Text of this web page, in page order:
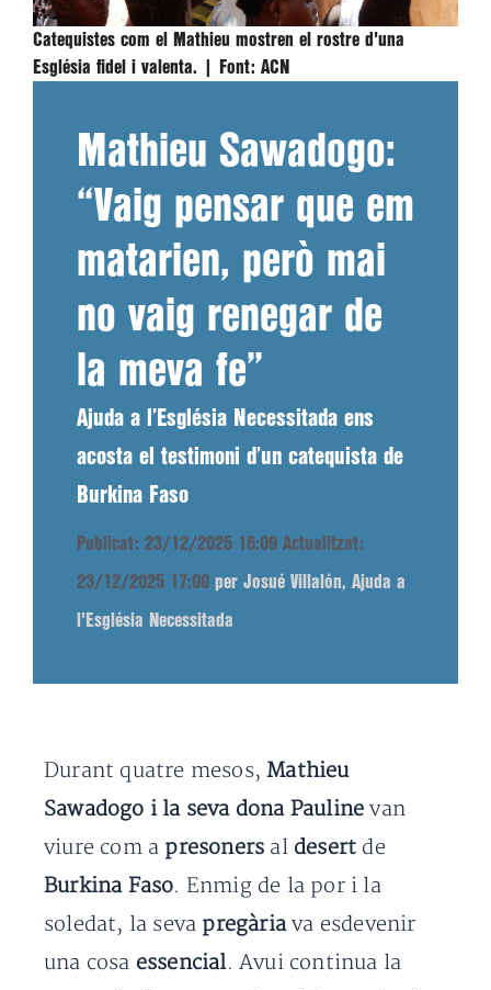
Catequistes com el Mathieu mostren el rostre d'una
Església fidel i valenta. |
Font: ACN
Mathieu Sawadogo:
“Vaig pensar que em
matarien, però mai
no vaig renegar de
la meva fe”
Ajuda a l’Església Necessitada ens
acosta el testimoni d’un catequista de
Burkina Faso
Publicat: 23/12/2025 16:09 Actualitzat:
23/12/2025 17:00 per Josué Villalón, Ajuda a
l'Església Necessitada
Durant quatre mesos,Mathieu
Sawadogo i la seva dona Paulinevan
viure com a presoners al desert de
Burkina Faso. Enmig de la por i la
soledat, la seva pregàriava esdevenir
una cosa essencial. Avui continua la